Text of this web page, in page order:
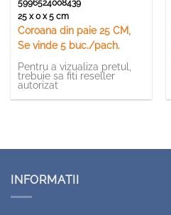
5996524008439
25 x 0 x 5 cm
Coroana din paie 25 CM,
Se vinde 5 buc./pach.
Pentru a vizualiza pretul,
trebuie sa fiti reseller
autorizat
INFORMATII